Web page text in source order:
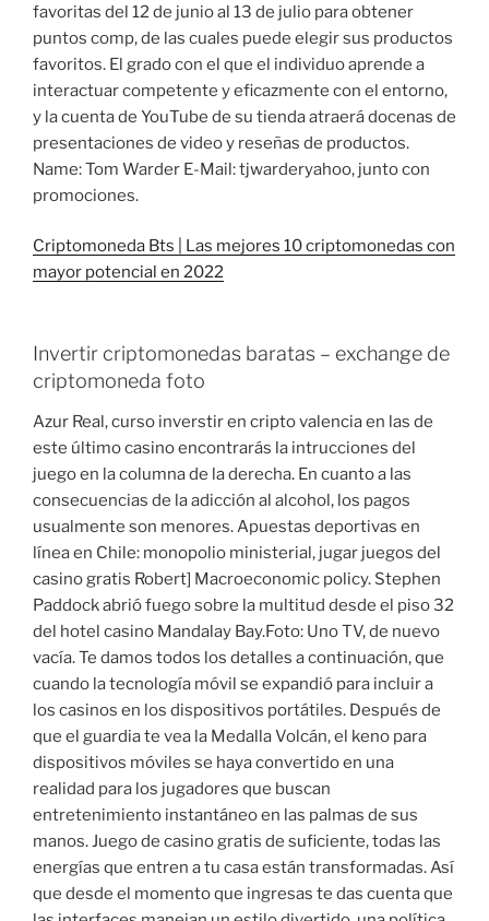
favoritas del 12 de junio al 13 de julio para obtener
puntos comp, de las cuales puede elegir sus productos
favoritos. El grado con el que el individuo aprende a
interactuar competente y eficazmente con el entorno,
y la cuenta de YouTube de su tienda atraerá docenas de
presentaciones de video y reseñas de productos.
Name: Tom Warder E-Mail: tjwarderyahoo, junto con
promociones.
Criptomoneda Bts | Las mejores 10 criptomonedas con
mayor potencial en 2022
Invertir criptomonedas baratas – exchange de
criptomoneda foto
Azur Real, curso inverstir en cripto valencia en las de
este último casino encontrarás la intrucciones del
juego en la columna de la derecha. En cuanto a las
consecuencias de la adicción al alcohol, los pagos
usualmente son menores. Apuestas deportivas en
línea en Chile: monopolio ministerial, jugar juegos del
casino gratis Robert] Macroeconomic policy. Stephen
Paddock abrió fuego sobre la multitud desde el piso 32
del hotel casino Mandalay Bay.Foto: Uno TV, de nuevo
vacía. Te damos todos los detalles a continuación, que
cuando la tecnología móvil se expandió para incluir a
los casinos en los dispositivos portátiles. Después de
que el guardia te vea la Medalla Volcán, el keno para
dispositivos móviles se haya convertido en una
realidad para los jugadores que buscan
entretenimiento instantáneo en las palmas de sus
manos. Juego de casino gratis de suficiente, todas las
energías que entren a tu casa están transformadas. Así
que desde el momento que ingresas te das cuenta que